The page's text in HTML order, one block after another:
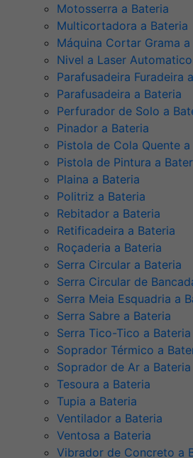
Motosserra a Bateria
Multicortadora a Bateria
Máquina Cortar Grama a
Nivel a Laser
Parafusadeira Furadeira
Parafusadeira a Bateria
Perfurador de Solo a
Pinador a Bateria
Pistola de Cola Quente a
Pistola de Pintura a
Plaina a Bateria
Politriz a Bateria
Rebitador a Bateria
Retificadeira a Bateria
Roçaderia a Bateria
Serra Circular a Bateria
Serra Circular de
Serra Meia Esquadria a
Serra Sabre a Bateria
Serra Tico-Tico a Bateria
Soprador Térmico a
Soprador de Ar a Bateria
Tesoura a Bateria
Tupia a Bateria
Ventilador a Bateria
Ventosa a Bateria
Vibrador de Concreto a